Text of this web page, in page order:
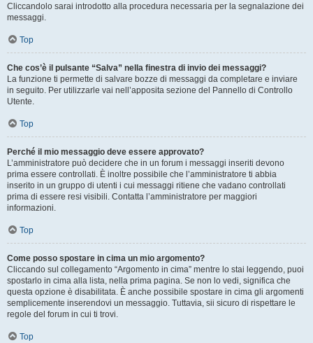
Cliccandolo sarai introdotto alla procedura necessaria per la segnalazione dei
messaggi.
Top
Che cos’è il pulsante “Salva” nella finestra di invio dei messaggi?
La funzione ti permette di salvare bozze di messaggi da completare e inviare
in seguito. Per utilizzarle vai nell’apposita sezione del Pannello di Controllo
Utente.
Top
Perché il mio messaggio deve essere approvato?
L’amministratore può decidere che in un forum i messaggi inseriti devono
prima essere controllati. È inoltre possibile che l’amministratore ti abbia
inserito in un gruppo di utenti i cui messaggi ritiene che vadano controllati
prima di essere resi visibili. Contatta l’amministratore per maggiori
informazioni.
Top
Come posso spostare in cima un mio argomento?
Cliccando sul collegamento “Argomento in cima” mentre lo stai leggendo, puoi
spostarlo in cima alla lista, nella prima pagina. Se non lo vedi, significa che
questa opzione è disabilitata. È anche possibile spostare in cima gli argomenti
semplicemente inserendovi un messaggio. Tuttavia, sii sicuro di rispettare le
regole del forum in cui ti trovi.
Top